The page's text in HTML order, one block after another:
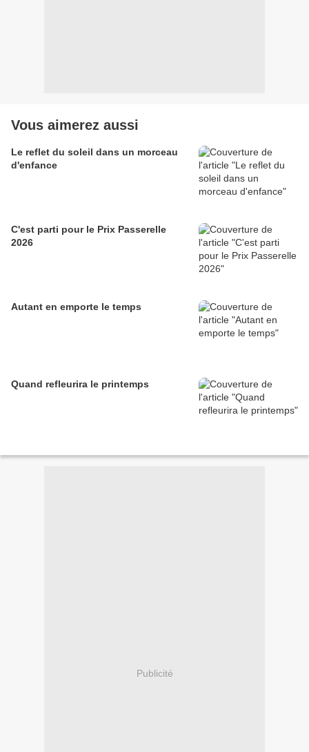
Vous aimerez aussi
Le reflet du soleil dans un morceau
d'enfance
C'est parti pour le Prix Passerelle
2026
Autant en emporte le temps
Quand refleurira le printemps
Publicité